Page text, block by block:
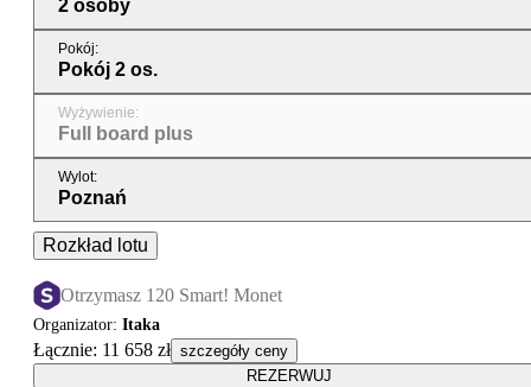
2 osoby
Pokój:
Pokój 2 os.
Wyżywienie:
Full board plus
Wylot:
Poznań
Rozkład lotu
Otrzymasz 120 Smart! Monet
Organizator: Itaka
Łącznie: 11 658 zł szczegóły ceny
REZERWUJ